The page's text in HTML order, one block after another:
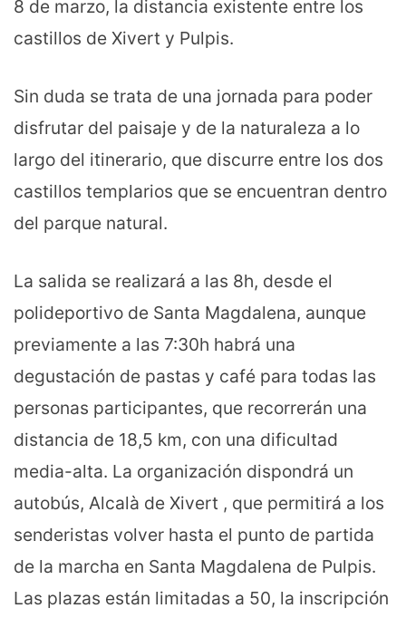
8 de marzo, la distancia existente entre los
castillos de Xivert y Pulpis.
Sin duda se trata de una jornada para poder
disfrutar del paisaje y de la naturaleza a lo
largo del itinerario, que discurre entre los dos
castillos templarios que se encuentran dentro
del parque natural.
La salida se realizará a las 8h, desde el
polideportivo de Santa Magdalena, aunque
previamente a las 7:30h habrá una
degustación de pastas y café para todas las
personas participantes, que recorrerán una
distancia de 18,5 km, con una dificultad
media-alta. La organización dispondrá un
autobús, Alcalà de Xivert , que permitirá a los
senderistas volver hasta el punto de partida
de la marcha en Santa Magdalena de Pulpis.
Las plazas están limitadas a 50, la inscripción